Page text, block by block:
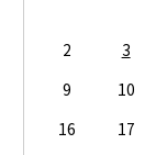
2
3
9
10
16
17